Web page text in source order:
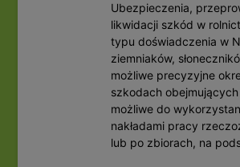
Ubezpieczenia,
likwidacji szkód w
typu doświadczenia w
ziemniaków,
możliwe precyzyjne
szkodach
możliwe do
nakładami pracy
lub po zbiorach, na